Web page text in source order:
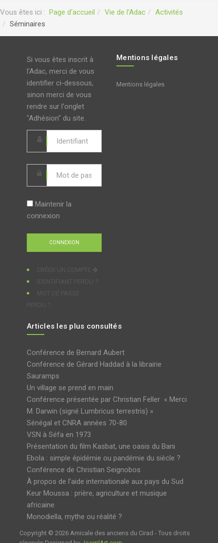
Vous êtes ici : Page d'accueil Vie de l'Adac
Activités
Séminaires
Si vous êtes inscrit à
l'Adac, merci de vous
identifier ci-dessous,
sinon merci de vous
rendre sur l'onglet
"Adhésion" du site.
Maintenir la
connexion
Mentions légales
Mentions légales
Articles les plus consultés
Conférence de Bernard Aubert
Conférence de Gérard Haddad à la librairie
Sauramps
Un village se prend en main
Conférence présentée par Christian Feller « Merci
M. Darwin (signé Lumbricus terrestris) »
Sénégal et CNRA années 70-80
VSN à Séfa en 1973
Présentation du film Kasbat, une oasis du Bani
Ebola : simple épidémie ou pandémie du siècle ?
Conférence de Christian Seignobos
À propos de l’aide internationale aux pays du Sud
Keur Moussa : prière, agriculture et musique
africaine
Monodiella, mythe ou réalité ?
Copyright © 2026 Amicale des anciens du Cirad - Tous droits